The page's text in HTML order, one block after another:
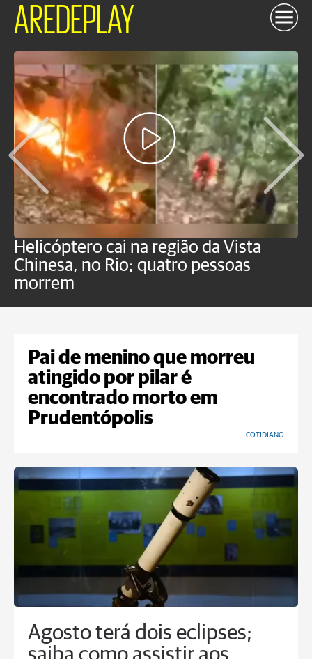
AREDEPLAY
Helicóptero cai na região da Vista
Chinesa, no Rio; quatro pessoas
morrem
Pai de menino que morreu
atingido por pilar é
encontrado morto em
Prudentópolis
COTIDIANO
Agosto terá dois eclipses;